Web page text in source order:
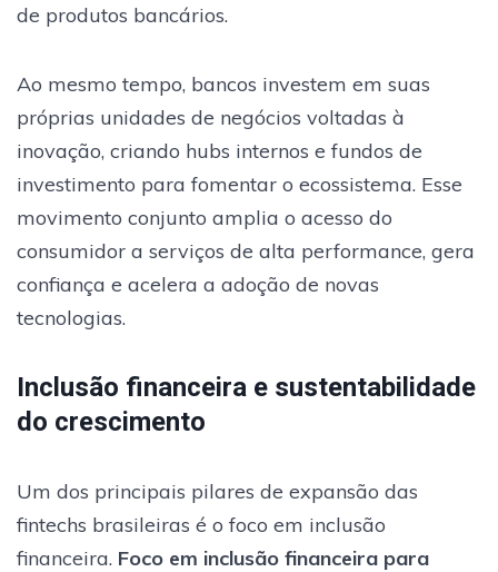
de produtos bancários.
Ao mesmo tempo, bancos investem em suas
próprias unidades de negócios voltadas à
inovação, criando hubs internos e fundos de
investimento para fomentar o ecossistema. Esse
movimento conjunto amplia o acesso do
consumidor a serviços de alta performance, gera
confiança e acelera a adoção de novas
tecnologias.
Inclusão financeira e sustentabilidade
do crescimento
Um dos principais pilares de expansão das
fintechs brasileiras é o foco em inclusão
financeira. Foco em inclusão financeira para